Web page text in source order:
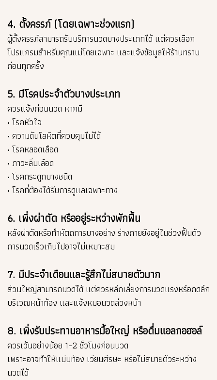
4. ตั้งครรภ์ (โดยเฉพาะช่วงแรก)
ผู้ตั้งครรภ์สามารถรับบริการนวดบางประเภทได้ แต่ควรเลือก
โปรแกรมสำหรับคุณแม่โดยเฉพาะ และแจ้งข้อมูลให้ร้านทราบ
ก่อนทุกครั้ง
5. มีโรคประจำตัวบางประเภท
ควรแจ้งก่อนนวด หากมี
• โรคหัวใจ
• ความดันโลหิตที่ควบคุมไม่ได้
• โรคหลอดเลือด
• ภาวะลิ่มเลือด
• โรคกระดูกบางชนิด
• โรคที่ต้องได้รับการดูแลเฉพาะทาง
6. เพิ่งผ่าตัด หรืออยู่ระหว่างพักฟื้น
หลังผ่าตัดหรือทำหัตถการบางอย่าง ร่างกายยังอยู่ในช่วงฟื้นตัว
การนวดเร็วเกินไปอาจไม่เหมาะสม
7. มีประจำเดือนและรู้สึกไม่สบายตัวมาก
ส่วนใหญ่สามารถนวดได้ แต่ควรหลีกเลี่ยงการนวดแรงหรือกดลึก
บริเวณหน้าท้อง และแจ้งหมอนวดล่วงหน้า
8. เพิ่งรับประทานอาหารมื้อใหญ่ หรือดื่มแอลกอฮอล์
ควรเว้นอย่างน้อย 1–2 ชั่วโมงก่อนนวด
เพราะอาจทำให้แน่นท้อง เวียนศีรษะ หรือไม่สบายตัวระหว่าง
นวดได้